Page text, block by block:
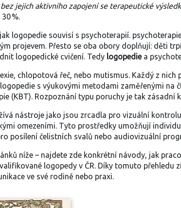
bez jejich aktivního zapojení se terapeutické
%.
logopedie souvisí s psychoterapií.
projevem. Přesto se oba obory doplňují: děti
logopedické cvičení. Tedy logopediea
chlopotová řeč, nebo mutismus. Každý z nich
s výukovými metodami zaměřenými
(KBT). Rozpoznání typu poruchy je tak zásadní
nástroje jako jsou zrcadla pro vizuální
omezeními. Tyto prostředky umožňují
posílení čelistních svalů nebo audiovizuální
níže – najdete zde konkrétní návody, jak
logopedy v ČR. Díky tomuto přehledu
ve své rodině nebo praxi.